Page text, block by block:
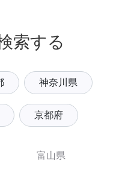
索する
神奈川県
京都府
富山県